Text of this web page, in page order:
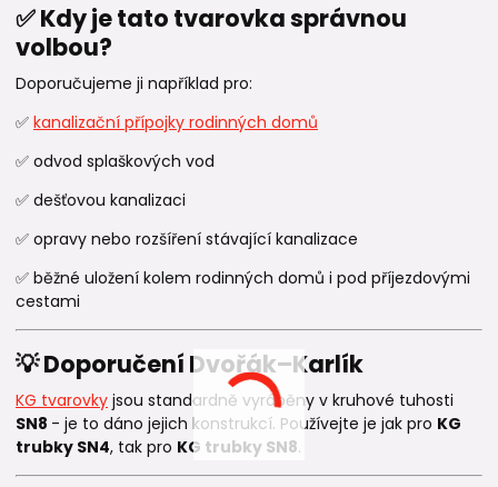
✅ Kdy je tato tvarovka správnou
volbou?
Doporučujeme ji například pro:
✅ kanalizační přípojky rodinných domů
✅ odvod splaškových vod
✅ dešťovou kanalizaci
✅ opravy nebo rozšíření stávající kanalizace
✅ běžné uložení kolem rodinných domů i pod příjezdovými
cestami
💡 Doporučení Dvořák–Karlík
KG tvarovky jsou standardně vyráběny v kruhové tuhosti
SN8 - je to dáno jejich konstrukcí. Používejte je jak pro KG
trubky SN4, tak pro KG trubky SN8.